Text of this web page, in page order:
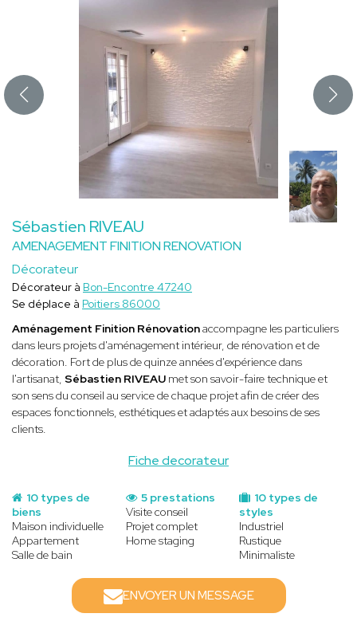
Sébastien RIVEAU
AMENAGEMENT FINITION RENOVATION
Décorateur
Fiche decorateur
Décorateur à Bon-Encontre 47240
Se déplace à Poitiers 86000
Aménagement Finition Rénovationaccompagne les particuliers
dans leurs projets d'aménagement intérieur, de rénovation et de
décoration. Fort de plus de quinze années d'expérience dans
l'artisanat, Sébastien RIVEAU met son savoir-faire technique et
son sens du conseil au service de chaque projet afin de créer des
espaces fonctionnels, esthétiques et adaptés aux besoins de ses
clients.
10 types de
biens
Maison individuelle
Appartement
Salle de bain
10 types de
styles
Industriel
Rustique
Minimaliste
5 prestations
Visite conseil
Projet complet
Home staging
ENVOYER UN MESSAGE